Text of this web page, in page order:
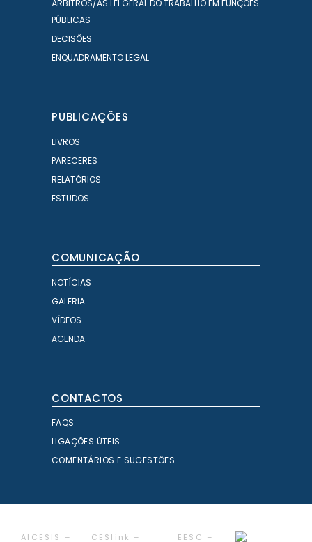
ÁRBITROS/AS LEI GERAL DO TRABALHO EM FUNÇÕES
PÚBLICAS
DECISÕES
ENQUADRAMENTO LEGAL
PUBLICAÇÕES
LIVROS
PARECERES
RELATÓRIOS
ESTUDOS
COMUNICAÇÃO
NOTÍCIAS
GALERIA
VÍDEOS
AGENDA
CONTACTOS
FAQS
LIGAÇÕES ÚTEIS
COMENTÁRIOS E SUGESTÕES
AICESIS – CESlink – EESC –